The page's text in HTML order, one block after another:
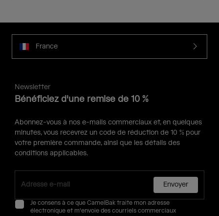
France
Newsletter
Bénéficiez d'une remise de 10 %
Abonnez-vous à nos e-mails commerciaux et, en quelques
minutes, vous recevrez un code de réduction de 10 % pour
votre première commande, ainsi que les détails des
conditions applicables.
Envoyer
Je consens à ce que CamelBak traite mon adresse
électronique et m'envoie des courriels commerciaux